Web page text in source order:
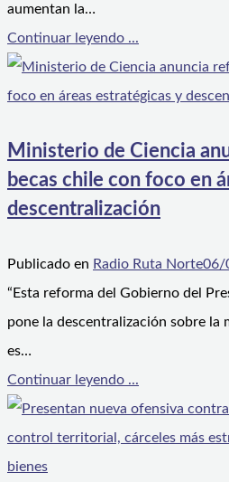
aumentan la…
Continuar leyendo ...
Ministerio de Ciencia
becas chile con foco en
descentralización
Publicado en Radio Ruta Norte06/
“Esta reforma del Gobierno del
pone la descentralización sobre la
es…
Continuar leyendo ...